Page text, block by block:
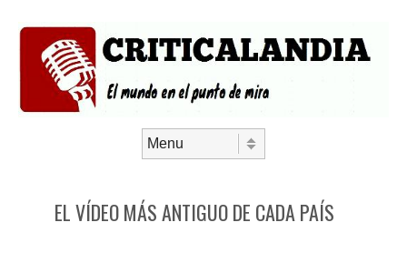
EL VÍDEO MÁS ANTIGUO DE CADA PAÍS